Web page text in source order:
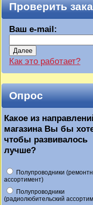
Проверить
Ваш e-mail:
Далее
Как это работает?
Опрос
Какое из
магазина Вы бы
чтобы развивалось
лучше?
Полупроводники
ассортимент)
Полупроводники
(радиолюбительский